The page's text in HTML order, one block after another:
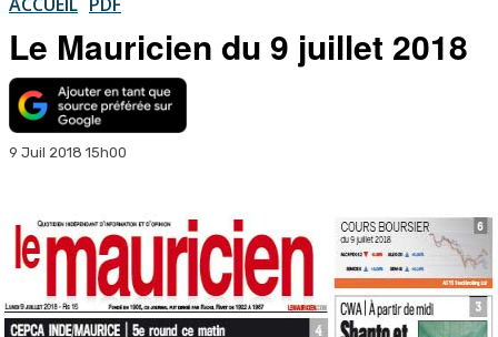
Le Mauricien du 9 juillet 2018
9 Juil 2018 15h00